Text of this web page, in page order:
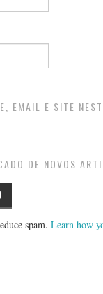
EMAIL E SITE
DE NOVOS
spam. Learn how